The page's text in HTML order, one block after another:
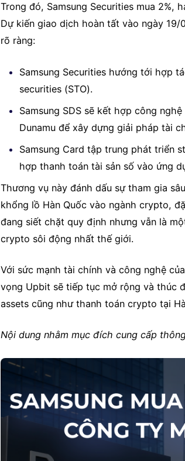
Trong đó, Samsung Securities mua 2%,
Dự kiến giao dịch hoàn tất vào ngày
rõ ràng:
Samsung Securities hướng tới hợp
securities (STO).
Samsung SDS sẽ kết hợp công
Dunamu để xây dựng giải pháp tài
Samsung Card tập trung phát triển
hợp thanh toán tài sản số vào ứng
Thương vụ này đánh dấu sự tham gia
khổng lồ Hàn Quốc vào ngành crypto,
đang siết chặt quy định nhưng vẫn là
crypto sôi động nhất thế giới.
Với sức mạnh tài chính và công nghệ
vọng Upbit sẽ tiếp tục mở rộng và thúc
assets cũng như thanh toán crypto tại
Nội dung nhằm mục đích cung cấp